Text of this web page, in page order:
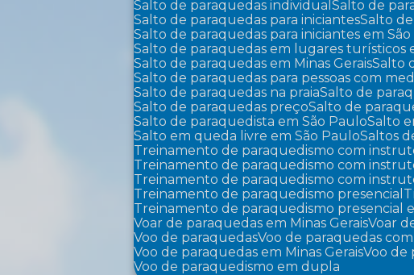
Salto de paraquedas individual Salto de
Salto de paraquedas para iniciantes Salto
Salto de paraquedas para iniciantes em
Salto de paraquedas em lugares turísticos
Salto de paraquedas em Minas Gerais
Salto de paraquedas para pessoas com
Salto de paraquedas na praia Salto de
Salto de paraquedas preço Salto de
Salto de paraquedista em São Paulo Salto
Salto em queda livre em São Paulo Saltos
Treinamento de paraquedismo com
Treinamento de paraquedismo com
Treinamento de paraquedismo com
Treinamento de paraquedismo presencial
Treinamento de paraquedismo presencial
Voar de paraquedas em Minas Gerais Voar
Voo de paraquedas Voo de paraquedas
Voo de paraquedas em Minas Gerais Voo
Voo de paraquedismo em dupla